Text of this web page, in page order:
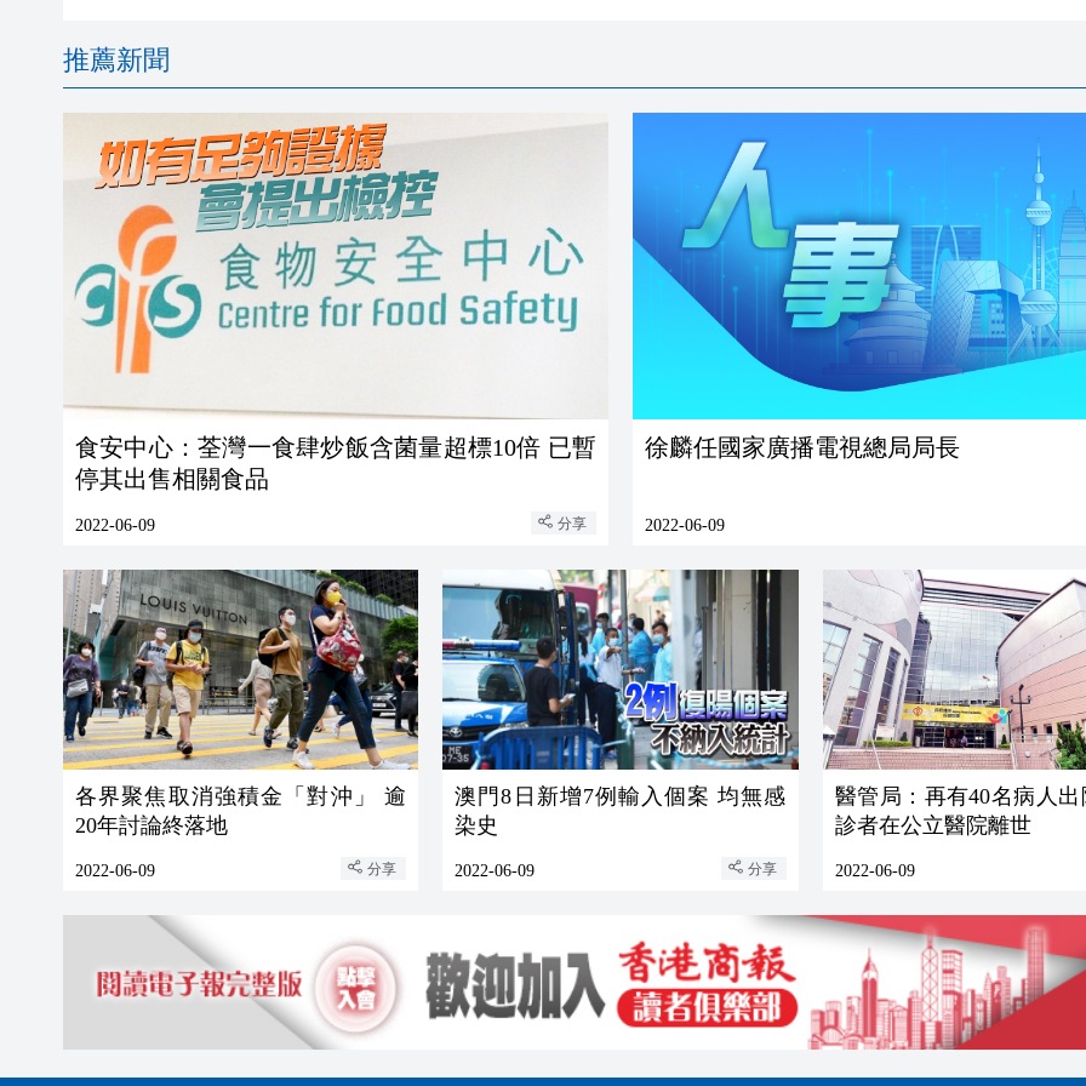
推薦新聞
食安中心：荃灣一食肆炒飯含菌量超標10倍 已暫
停其出售相關食品
2022-06-09 分享
徐麟任國家廣播電視總局局長
2022-06-09
各界聚焦取消強積金「對沖」 逾
20年討論終落地
2022-06-09 分享
澳門8日新增7例輸入個案 均無感
染史
2022-06-09 分享
醫管局：再有40名病人
診者在公立醫院離世
2022-06-09